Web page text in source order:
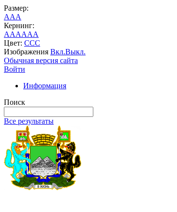
Размер:
AAA
Кернинг:
AAAAAA
Цвет: CCC
Изображения Вкл.Выкл.
Обычная версия сайта
Войти
Информация
Поиск
Все результаты